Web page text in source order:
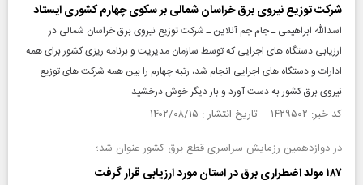
شرکت توزیع نیروی برق خراسان شمالی بر سکوی چهارم کشوری ایستاد
اسدالله ابراهیمی ـ جام جم آنلاین ـ شرکت توزیع نیروی برق خراسان شمالی در
ارزیابی دستگاه های اجرایی که توسط سازمان مدیریت و برنامه ریزی کشور برای همه
ادارات و دستگاه های اجرایی انجام شد، رتبه چهارم را بین همه شرکت های توزیع
نیروی برق کشور به دست آورد و بار دیگر خوش درخشید
کد خبر: ۱۴۲۹۵۰۲ تاریخ انتشار : ۱۴۰۲/۰۸/۱۵
در دوازدهمین رزمایش سراسری قطع برق کشور عنوان شد؛
۱۸۷ مولد اضطراری برق در استان مورد ارزیابی قرار گرفت